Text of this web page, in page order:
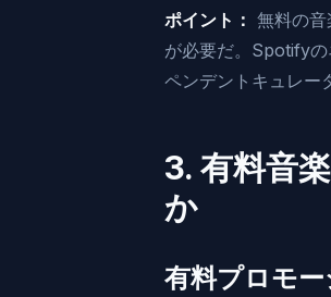
ポイント： 無料の
が必要だ。Spotifyの
ペンデントキュレー
3. 有料音
か
有料プロモ